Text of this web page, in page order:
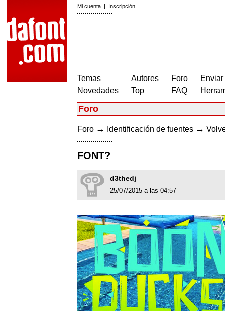
Mi cuenta | Inscripción
Temas
Novedades
Autores
Top
Foro
FAQ
Foro
Foro → Identificación de fuentes →
FONT?
d3thedj
25/07/2015 a las 04:57